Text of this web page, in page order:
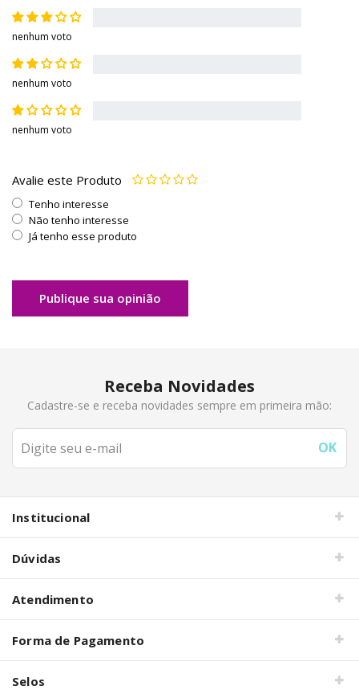
nenhum voto
nenhum voto
nenhum voto
Avalie este Produto
Tenho interesse
Não tenho interesse
Já tenho esse produto
Publique sua opinião
Receba Novidades
Cadastre-se e receba novidades sempre em primeira mão:
Institucional
Dúvidas
Atendimento
Forma de Pagamento
Selos